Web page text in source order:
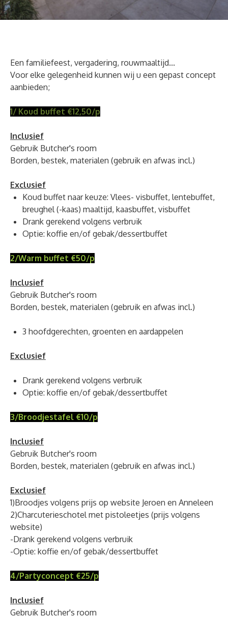
Een familiefeest, vergadering, rouwmaaltijd...
Voor elke gelegenheid kunnen wij u een gepast concept
aanbieden;
1/ Koud buffet €12,50/p
Inclusief
Gebruik Butcher's room
Borden, bestek, materialen (gebruik en afwas incl.)
Exclusief
Koud buffet naar keuze: Vlees- visbuffet, lentebuffet,
breughel (-kaas) maaltijd, kaasbuffet, visbuffet
Drank gerekend volgens verbruik
Optie: koffie en/of gebak/dessertbuffet
2/Warm buffet €50/p
Inclusief
Gebruik Butcher's room
Borden, bestek, materialen (gebruik en afwas incl.)
3 hoofdgerechten, groenten en aardappelen
Exclusief
Drank gerekend volgens verbruik
Optie: koffie en/of gebak/dessertbuffet
3/Broodjestafel €10/p
Inclusief
Gebruik Butcher's room
Borden, bestek, materialen (gebruik en afwas incl.)
Exclusief
1)Broodjes volgens prijs op website Jeroen en Anneleen
2)Charcuterieschotel met pistoleetjes (prijs volgens
website)
-Drank gerekend volgens verbruik
-Optie: koffie en/of gebak/dessertbuffet
4/Partyconcept €25/p
Inclusief
Gebruik Butcher's room